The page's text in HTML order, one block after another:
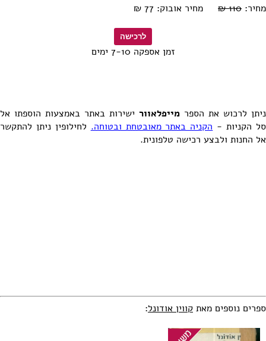
מחיר: 110 ₪ מחיר אובוק: 77 ₪
זמן אספקה 7-10 ימים
ניתן לרכוש את הספר מייפלאוור ישירות באתר באמצעות הוספתו אל
סל הקניות - הקניה באתר מאובטחת ובטוחה. לחילופין ניתן להתקשר
אל החנות ולבצע רכישה טלפונית.
ספרים נוספים מאת קווין אודונל: